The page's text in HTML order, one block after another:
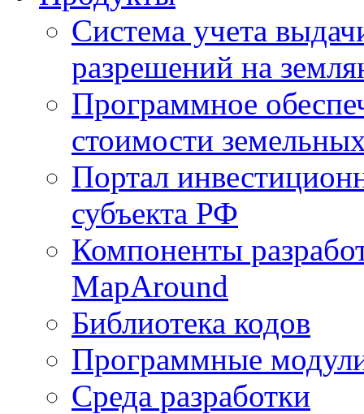
Система учета
разрешений на
Программное
стоимости
Портал
субъекта РФ
Компоненты
MapAround
Библиотека кодов
Программные
Среда разработки